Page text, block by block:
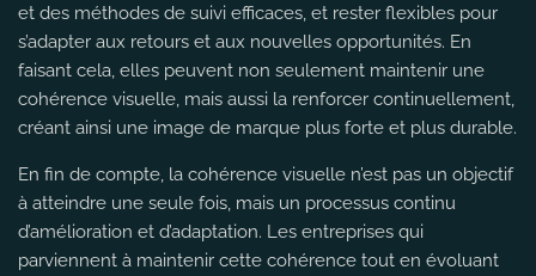
et des méthodes de suivi efficaces, et rester flexibles pour
s’adapter aux retours et aux nouvelles opportunités. En
faisant cela, elles peuvent non seulement maintenir une
cohérence visuelle, mais aussi la renforcer continuellement,
créant ainsi une image de marque plus forte et plus durable.
En fin de compte, la cohérence visuelle n’est pas un objectif
à atteindre une seule fois, mais un processus continu
d’amélioration et d’adaptation. Les entreprises qui
parviennent à maintenir cette cohérence tout en évoluant